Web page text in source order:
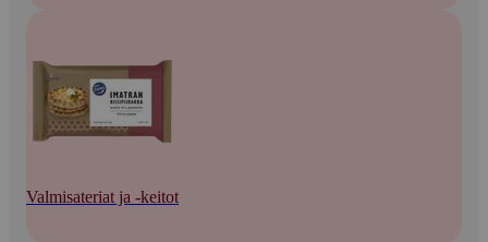
Valmisateriat ja -keitot